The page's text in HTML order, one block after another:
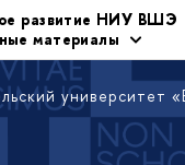
развитие НИУ ВШЭ
материалы
университет